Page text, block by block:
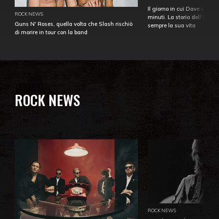
ROCK NEWS
Guns N' Roses, quella volta che Slash rischiò
di morire in tour con la band
Il giorno in cui Dave
minuti. La storia
sempre la sua vita
ROCK NEWS
ROCK NEWS